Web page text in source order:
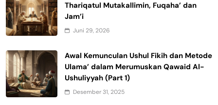
Thariqatul Mutakallimin, Fuqaha’ dan
Jam’i
Juni 29, 2026
Awal Kemunculan Ushul Fikih dan Metode
Ulama’ dalam Merumuskan Qawaid Al-
Ushuliyyah (Part 1)
Desember 31, 2025